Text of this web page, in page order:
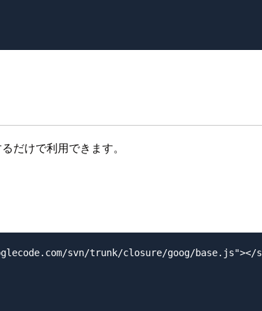
だけで利用できます。
svn/trunk/closure/goog/base.js"></